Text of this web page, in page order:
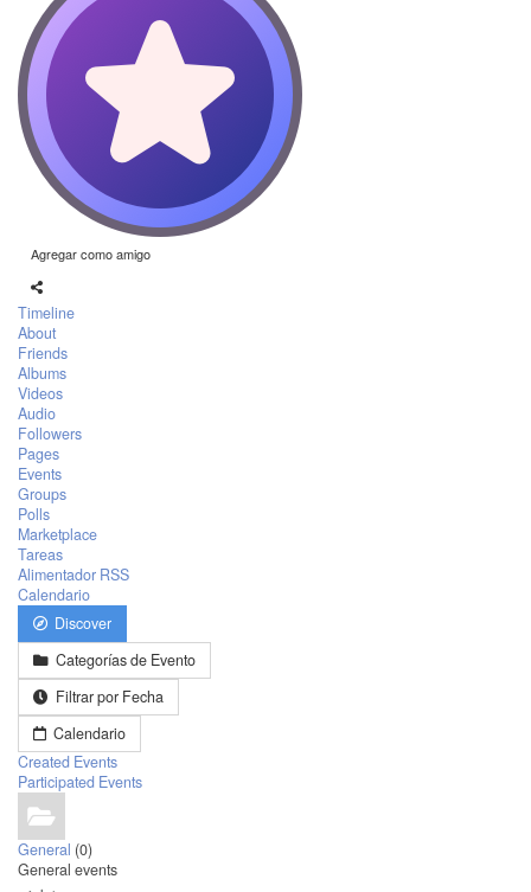
Agregar como amigo
Timeline
About
Friends
Albums
Videos
Audio
Followers
Pages
Events
Groups
Polls
Marketplace
Tareas
Alimentador RSS
Calendario
Discover
Categorías de Evento
Filtrar por Fecha
Calendario
Created Events
Participated Events
General (0)
General events